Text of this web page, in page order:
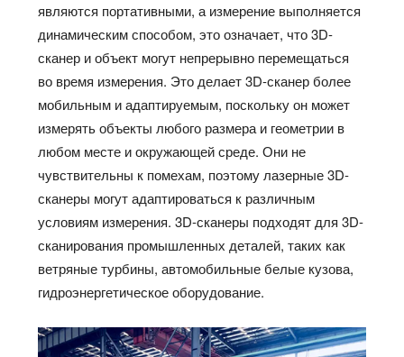
являются портативными, а измерение выполняется
динамическим способом, это означает, что 3D-
сканер и объект могут непрерывно перемещаться
во время измерения. Это делает 3D-сканер более
мобильным и адаптируемым, поскольку он может
измерять объекты любого размера и геометрии в
любом месте и окружающей среде. Они не
чувствительны к помехам, поэтому лазерные 3D-
сканеры могут адаптироваться к различным
условиям измерения. 3D-сканеры подходят для 3D-
сканирования промышленных деталей, таких как
ветряные турбины, автомобильные белые кузова,
гидроэнергетическое оборудование.